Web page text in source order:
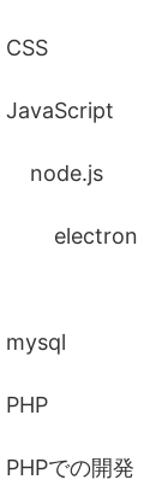
CSS
JavaScript
node.js
electron
mysql
PHP
PHPでの開発